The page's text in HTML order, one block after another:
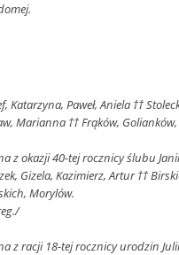
Katarzyna, Paweł, Aniela ††
Marianna †† Frąków,
z okazji 40-tej rocznicy ślubu
Gizela, Kazimierz, Artur ††
Morylów.
z racji 18-tej rocznicy urodzin